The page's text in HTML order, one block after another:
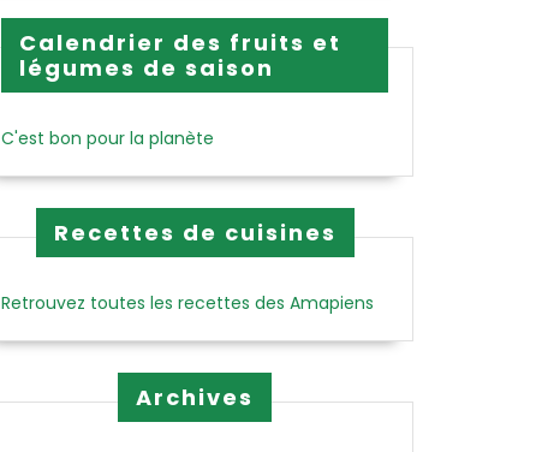
Calendrier des fruits et
légumes de saison
C'est bon pour la planète
Recettes de cuisines
Retrouvez toutes les recettes des Amapiens
Archives